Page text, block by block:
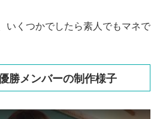
いくつかでしたら素人でもマネで
勝メンバーの制作様子